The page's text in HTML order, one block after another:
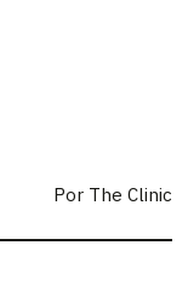
Por The Clinic